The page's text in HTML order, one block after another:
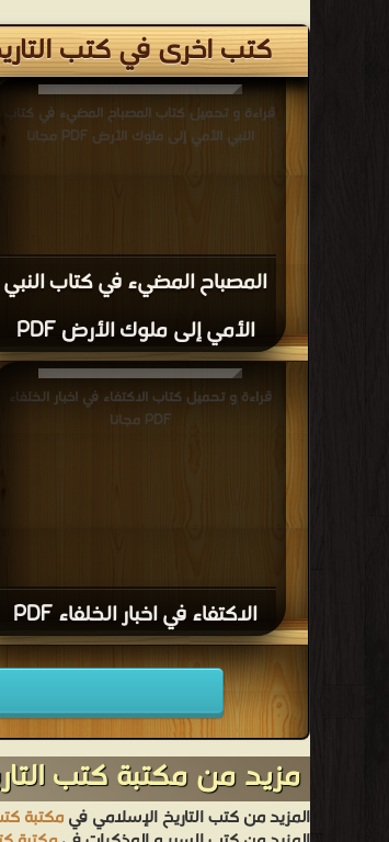
كتب اخرى في كتب
المصباح المضيء في كتاب النبي
الأمي إلى ملوك الأرض PDF
قراءة و تحميل كتاب المصباح المضيء في كتاب
النبي الأمي إلى ملوك الأرض PDF مجانا
الاكتفاء في اخبار الخلفاء PDF
قراءة و تحميل كتاب الاكتفاء في اخبار الخلفاء
PDF مجانا
مزيد من مكتبة كتب
المزيد من كتب التاريخ الإسلامي فيمكتبة